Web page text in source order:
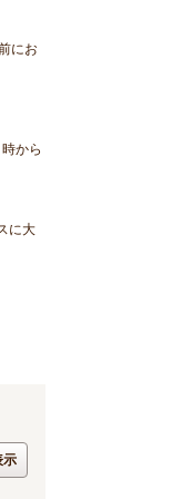
にお
から
に大
示